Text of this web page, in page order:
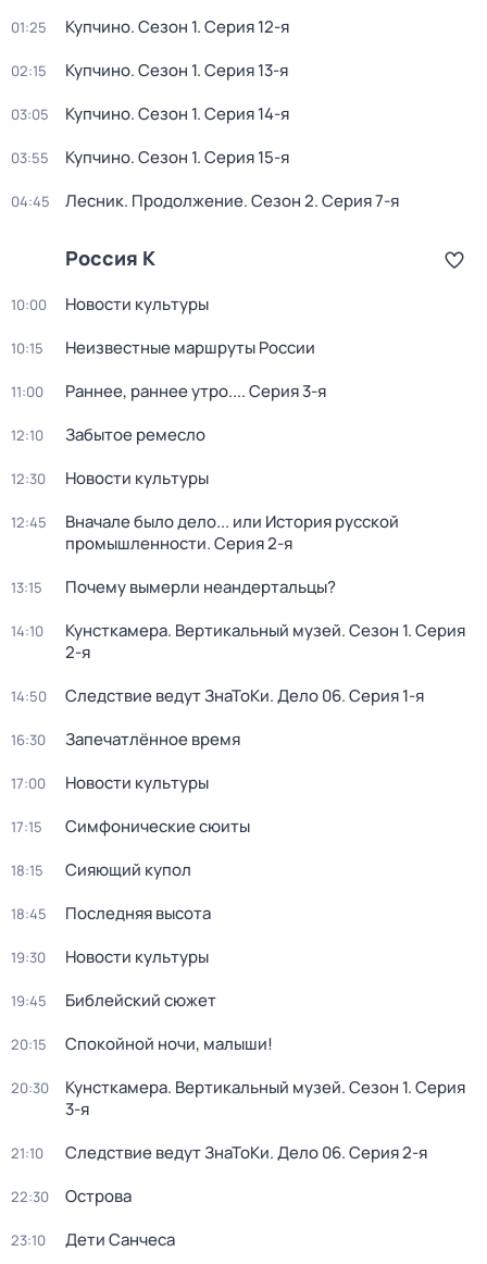
01:25 Купчино. Сезон 1. Серия 12-я
02:15 Купчино. Сезон 1. Серия 13-я
03:05 Купчино. Сезон 1. Серия 14-я
03:55 Купчино. Сезон 1. Серия 15-я
04:45 Лесник. Продолжение. Сезон 2. Серия 7-я
Россия К
10:00 Новости культуры
10:15 Неизвестные маршруты России
11:00 Раннее, раннее утро.... Серия 3-я
12:10 Забытое ремесло
12:30 Новости культуры
12:45
Вначале было дело... или История русской
промышленности. Серия 2-я
13:15 Почему вымерли неандертальцы?
14:10 Кунсткамера. Вертикальный музей. Сезон 1. Серия
2-я
14:50 Следствие ведут ЗнаТоКи. Дело 06. Серия 1-я
16:30 Запечатлённое время
17:00 Новости культуры
17:15 Симфонические сюиты
18:15 Сияющий купол
18:45 Последняя высота
19:30 Новости культуры
19:45 Библейский сюжет
20:15 Спокойной ночи, малыши!
20:30 Кунсткамера. Вертикальный музей. Сезон 1. Серия
3-я
21:10 Следствие ведут ЗнаТоКи. Дело 06. Серия 2-я
22:30 Острова
23:10 Дети Санчеса